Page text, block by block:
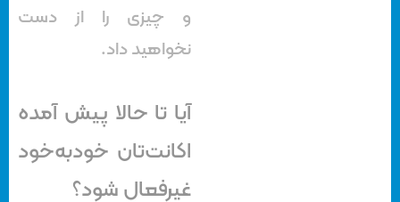
و چیزی را از دست
نخواهید داد.
آیا تا حالا پیش آمده
اکانت‌تان خودبه‌خود
غیرفعال شود؟